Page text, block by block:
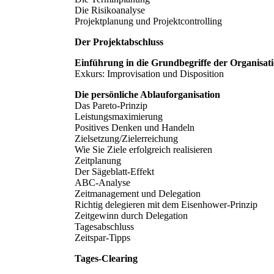
Die Risikoanalyse
Projektplanung und Projektcontrolling
Der Projektabschluss
Einführung in die Grundbegriffe der
Exkurs: Improvisation und Disposition
Die persönliche Ablauforganisation
Das Pareto-Prinzip
Leistungsmaximierung
Positives Denken und Handeln
Zielsetzung/Zielerreichung
Wie Sie Ziele erfolgreich realisieren
Zeitplanung
Der Sägeblatt-Effekt
ABC-Analyse
Zeitmanagement und Delegation
Richtig delegieren mit dem Eisenhower-Prinzip
Zeitgewinn durch Delegation
Tagesabschluss
Zeitspar-Tipps
Tages-Clearing